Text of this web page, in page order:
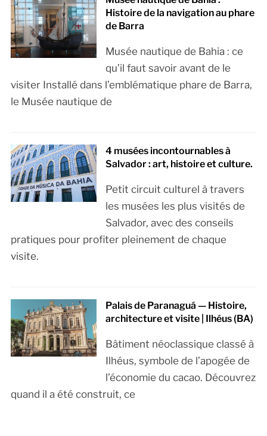
Histoire de la navigation au phare
de Barra
Musée nautique de Bahia : ce
qu’il faut savoir avant de le
visiter Installé dans l’emblématique phare de Barra,
le Musée nautique de
4 musées incontournables à
Salvador : art, histoire et culture.
Petit circuit culturel à travers
les musées les plus visités de
Salvador, avec des conseils
pratiques pour profiter pleinement de chaque
visite.
Palais de Paranaguá — Histoire,
architecture et visite | Ilhéus (BA)
Bâtiment néoclassique classé à
Ilhéus, symbole de l’apogée de
l’économie du cacao. Découvrez
quand il a été construit, ce